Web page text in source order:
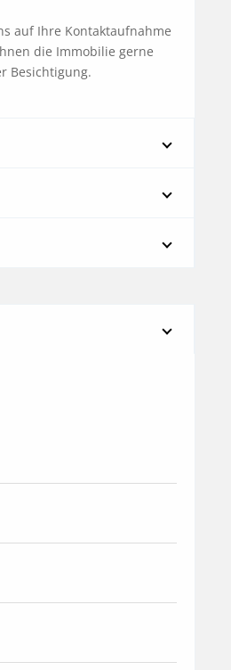
auf Ihre Kontaktaufnahme
die Immobilie gerne
Besichtigung.